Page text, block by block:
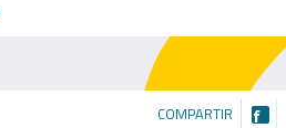
COMPARTIR